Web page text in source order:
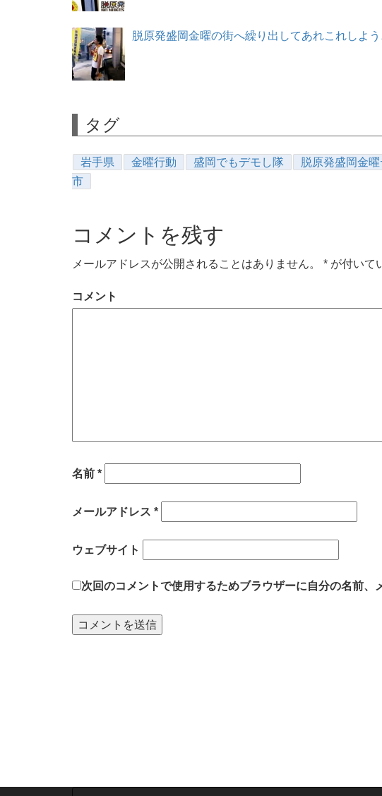
脱原発盛岡金曜の街へ繰り出してあれこれしよ
タグ
岩手県 金曜行動 盛岡でもデモし隊 脱原発盛岡金曜
市
コメントを残す
メールアドレスが公開されることはありません。 * が付いて
コメント
名前 *
メールアドレス *
ウェブサイト
次回のコメントで使用するためブラウザーに自分の名前、